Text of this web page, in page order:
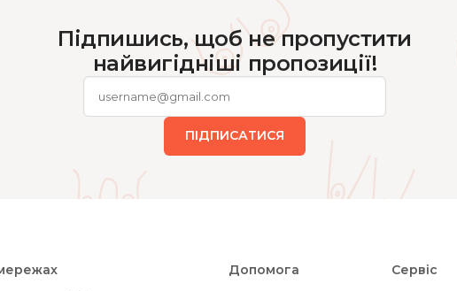
Підпишись, щоб не пропустити
найвигідніші пропозиції!
ПІДПИСАТИСЯ
Допомога Сервіс